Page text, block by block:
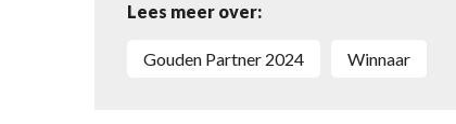
Lees meer over:
Gouden Partner 2024 winnaar